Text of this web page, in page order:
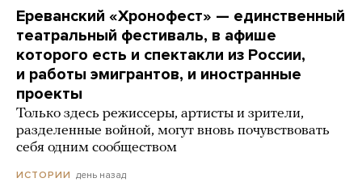
Ереванский «Хронофест» — единственный
театральный фестиваль, в афише
которого есть и спектакли из России,
и работы эмигрантов, и иностранные
проекты
Только здесь режиссеры, артисты и зрители,
разделенные войной, могут вновь почувствовать
себя одним сообществом
ИСТОРИИ день назад